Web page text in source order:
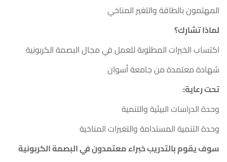
المهتمون بالطاقة والتغير المناخي
لماذا تشارك؟
اكتساب الخبرات المطلوبة للعمل في مجال البصمة الكربونية
شهادة معتمدة من جامعة أسوان
تحت رعاية:
وحدة الدراسات البيئية والتنمية
وحدة التنمية المستدامة والتغيرات المناخية
سوف يقوم بالتدريب خبراء معتمدون في البصمة الكربونية